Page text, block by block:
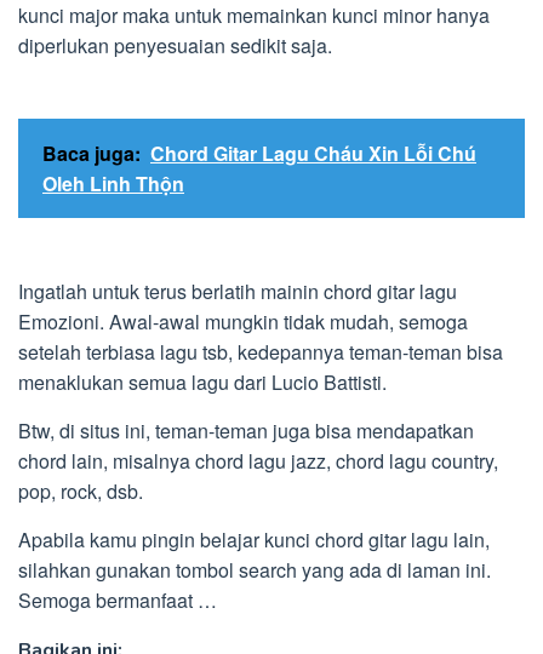
kunci major maka untuk memainkan kunci minor hanya
diperlukan penyesuaian sedikit saja.
Baca juga: Chord Gitar Lagu Cháu Xin Lỗi Chú
Oleh Linh Thộn
Ingatlah untuk terus berlatih mainin chord gitar lagu
Emozioni. Awal-awal mungkin tidak mudah, semoga
setelah terbiasa lagu tsb, kedepannya teman-teman bisa
menaklukan semua lagu dari Lucio Battisti.
Btw, di situs ini, teman-teman juga bisa mendapatkan
chord lain, misalnya chord lagu jazz, chord lagu country,
pop, rock, dsb.
Apabila kamu pingin belajar kunci chord gitar lagu lain,
silahkan gunakan tombol search yang ada di laman ini.
Semoga bermanfaat …